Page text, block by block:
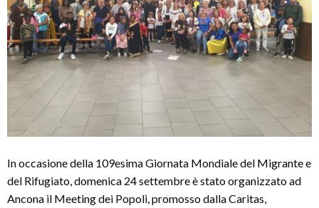
In occasione della 109esima Giornata Mondiale del Migrante e
del Rifugiato, domenica 24 settembre è stato organizzato ad
Ancona il Meeting dei Popoli, promosso dalla Caritas,